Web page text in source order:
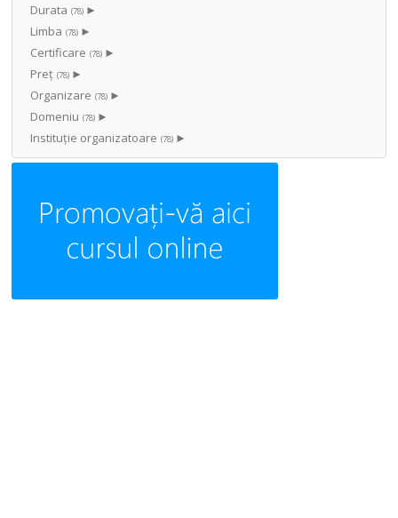
Durata (78) ►
Limba (78) ►
Certificare (78) ►
Preț (78) ►
Organizare (78) ►
Domeniu (78) ►
Instituţie organizatoare (78) ►